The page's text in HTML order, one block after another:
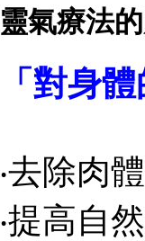
靈氣療法
「對身
‧去除肉
‧提高自